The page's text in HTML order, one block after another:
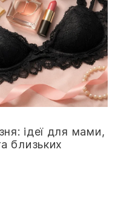
ідеї для мами,
близьких